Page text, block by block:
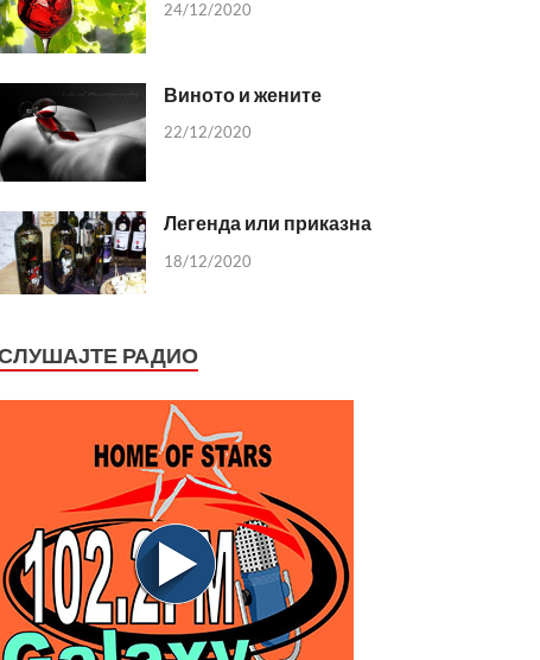
24/12/2020
Виното и жените
22/12/2020
Легенда или приказна
18/12/2020
РАДИО